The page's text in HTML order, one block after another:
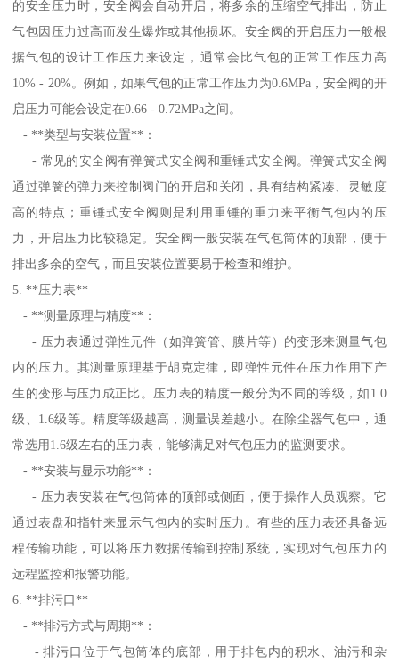
的安全压力时，安全阀会自动开启，将多余的压缩空气排出，防止
气包因压力过高而发生爆炸或其他损坏。安全阀的开启压力一般根
据气包的设计工作压力来设定，通常会比气包的正常工作压力高
10% - 20%。例如，如果气包的正常工作压力为0.6MPa，安全阀的开
启压力可能会设定在0.66 - 0.72MPa之间。
- **类型与安装位置**：
- 常见的安全阀有弹簧式安全阀和重锤式安全阀。弹簧式安全阀
通过弹簧的弹力来控制阀门的开启和关闭，具有结构紧凑、灵敏度
高的特点；重锤式安全阀则是利用重锤的重力来平衡气包内的压
力，开启压力比较稳定。安全阀一般安装在气包筒体的顶部，便于
排出多余的空气，而且安装位置要易于检查和维护。
5. **压力表**
- **测量原理与精度**：
- 压力表通过弹性元件（如弹簧管、膜片等）的变形来测量气包
内的压力。其测量原理基于胡克定律，即弹性元件在压力作用下产
生的变形与压力成正比。压力表的精度一般分为不同的等级，如1.0
级、1.6级等。精度等级越高，测量误差越小。在除尘器气包中，通
常选用1.6级左右的压力表，能够满足对气包压力的监测要求。
- **安装与显示功能**：
- 压力表安装在气包筒体的顶部或侧面，便于操作人员观察。它
通过表盘和指针来显示气包内的实时压力。有些的压力表还具备远
程传输功能，可以将压力数据传输到控制系统，实现对气包压力的
远程监控和报警功能。
6. **排污口**
- **排污方式与周期**：
- 排污口位于气包筒体的底部，用于排包内的积水、油污和杂